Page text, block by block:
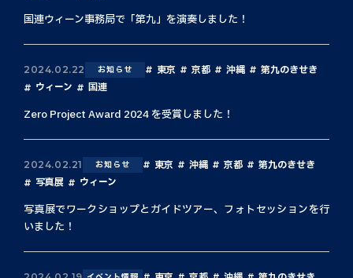
国連ウィーン事務局で「第九」を演奏しました！
2024.02.22 お知らせ 東京 京都 沖縄
第九のきせき
ウィーン
国連
Zero Project Award 2024 を受賞しました！
2024.02.21 お知らせ 東京 沖縄 京都
第九のきせき
写真展
ウィーン
写真展でワークショップとガイドツアー、フォトセッションを行
いました！